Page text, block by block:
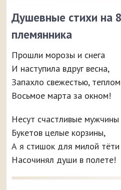
Душевные стихи на
племянника
Прошли морозы и снега
И наступила вдруг весна,
Запахло свежестью,
Восьмое марта за окном!
Несут счастливые мужчины
Букетов целые корзины,
А я стишок для милой тёти
Насочинял души в полете!